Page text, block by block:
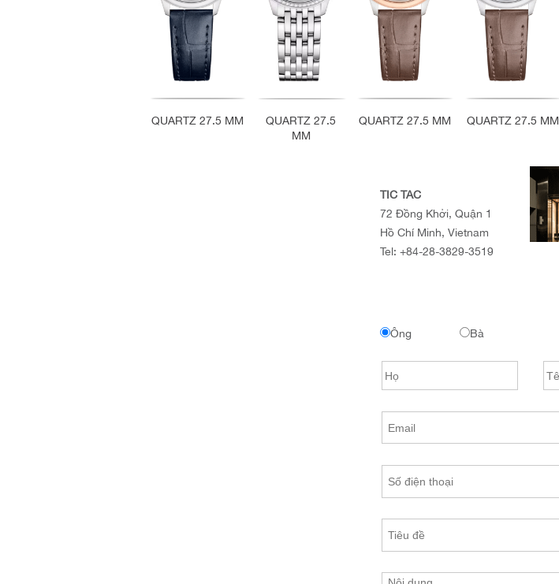
QUARTZ 27.5 MM
QUARTZ 27.5
MM
QUARTZ 27.5 MM QUARTZ 27.5 MM
TIC TAC
72 Đồng Khởi, Quận 1
Hồ Chí Minh, Vietnam
Tel: +84-28-3829-3519
Ông Bà